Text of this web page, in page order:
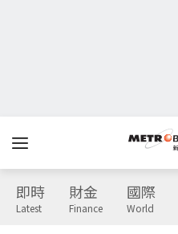
即時
Latest
財金
Finance
國際
World